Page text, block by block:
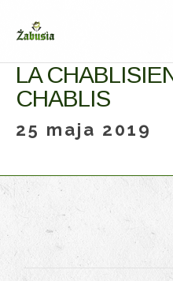
LA
CHABLIS
25 maja 2019